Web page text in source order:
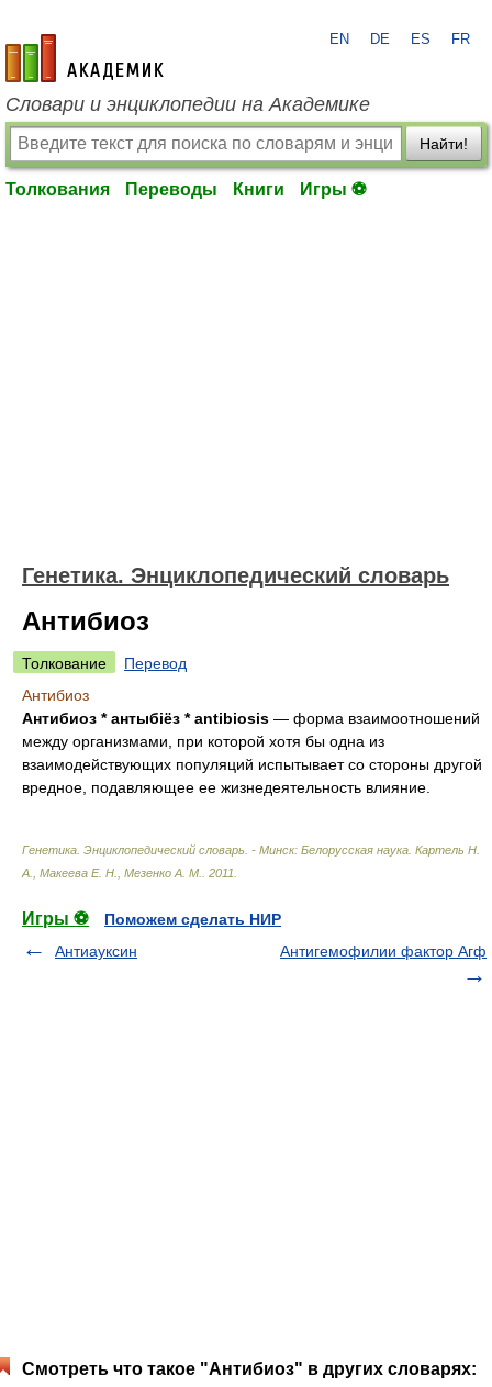
academic.ru
EN DE ES FR
Словари и энциклопедии на Академике
Найти!
Толкования Переводы Книги Игры ⚽
Генетика. Энциклопедический словарь
Антибиоз
Толкование
Перевод
Антибиоз
Антибиоз * антыбіёз * antibiosis — форма взаимоотношений
между организмами, при которой хотя бы одна из
взаимодействующих популяций испытывает со стороны другой
вредное, подавляющее ее жизнедеятельность влияние.
Генетика. Энциклопедический словарь. - Минск: Белорусская наука Картель Н.
А., Макеева Е. Н., Мезенко А. М.
2011
Игры ⚽
Поможем сделать НИР
Антиауксин
Антигемофилии фактор Агф
Смотреть что такое "Антибиоз" в других словарях: